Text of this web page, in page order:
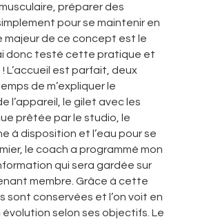
préparer des
pour se maintenir en
majeur de ce concept est le
donc testé cette pratique et
L’accueil est parfait, deux
de m’expliquer le
l’appareil, le gilet avec les
prêtée par le studio, le
à disposition et l’eau pour se
le coach a programmé mon
qui sera gardée sur
membre. Grâce à cette
sont conservées et l’on voit en
évolution selon ses objectifs. Le